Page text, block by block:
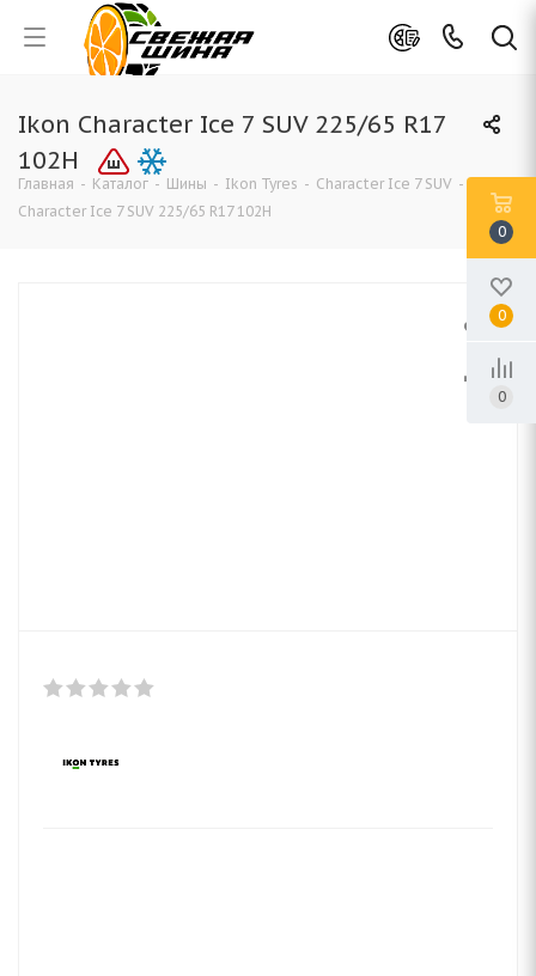
Ikon Character Ice 7 SUV 225/65 R17
102H
Главная - Каталог - Шины - Ikon Tyres - Character Ice 7 SUV -
Character Ice 7 SUV 225/65 R17 102H
0
0
0